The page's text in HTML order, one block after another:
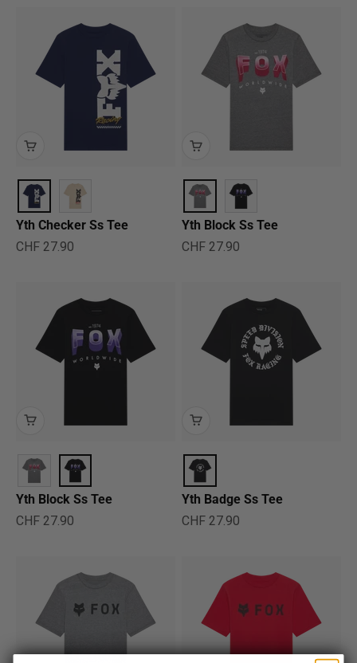
Yth Checker Ss Tee
Angebot
CHF 27.90
Yth Block Ss Tee
Angebot
CHF 27.90
Yth Block Ss Tee
Angebot
CHF 27.90
Yth Badge Ss Tee
Angebot
CHF 27.90